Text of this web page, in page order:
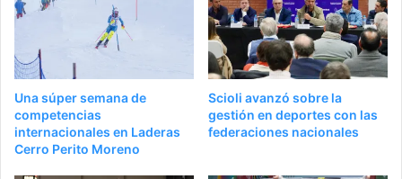
Una súper semana de
competencias
internacionales en Laderas
Cerro Perito Moreno
Scioli avanzó sobre la
gestión en deportes con las
federaciones nacionales